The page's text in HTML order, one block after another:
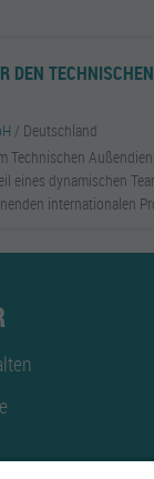
TECHNISCHEN
/ Deutschland
Technischen
eines dynamischen
internationalen